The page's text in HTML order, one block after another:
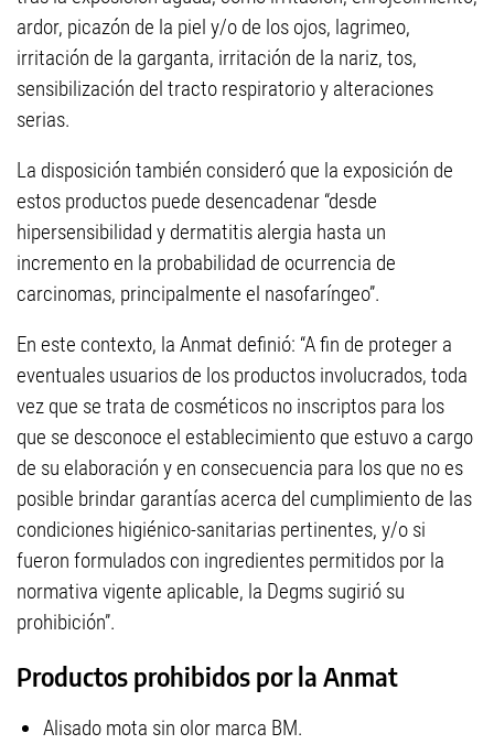
ardor, picazón de la piel y/o de los ojos, lagrimeo,
irritación de la garganta, irritación de la nariz, tos,
sensibilización del tracto respiratorio y alteraciones
serias.
La disposición también consideró que la exposición de
estos productos puede desencadenar “desde
hipersensibilidad y dermatitis alergia hasta un
incremento en la probabilidad de ocurrencia de
carcinomas, principalmente el nasofaríngeo”.
En este contexto, la Anmat definió: “A fin de proteger a
eventuales usuarios de los productos involucrados, toda
vez que se trata de cosméticos no inscriptos para los
que se desconoce el establecimiento que estuvo a cargo
de su elaboración y en consecuencia para los que no es
posible brindar garantías acerca del cumplimiento de las
condiciones higiénico-sanitarias pertinentes, y/o si
fueron formulados con ingredientes permitidos por la
normativa vigente aplicable, la Degms sugirió su
prohibición”.
Productos prohibidos por la Anmat
Alisado mota sin olor marca BM.